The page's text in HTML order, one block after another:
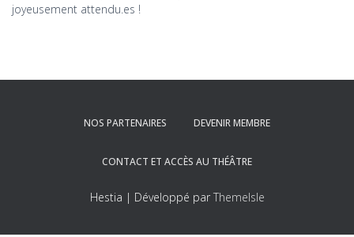
joyeusement attendu.es !
NOS PARTENAIRES DEVENIR MEMBRE
CONTACT ET ACCÈS AU THÉÂTRE
Hestia | Développé par ThemeIsle